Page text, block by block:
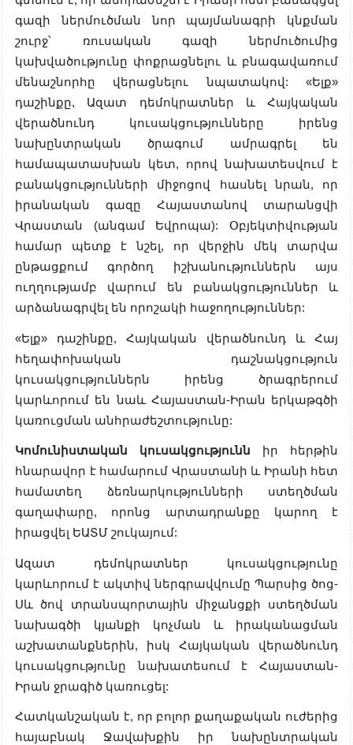
գազի ներմուծման նոր պայմանագրի կնքման
շուրջ՝ ռուսական գազի ներմուծումից
կախվածությունը փոքրացնելու և բնագավառում
մենաշնորհը վերացնելու նպատակով: «Ելք»
դաշինքը, Ազատ դեմոկրատներ և Հայկական
վերածնունդ կուսակցությունները իրենց
նախընտրական ծրագում ամրագրել են
համապատասխան կետ, որով նախատեսվում է
բանակցությունների միջոցով հասնել նրան, որ
իրանական գազը Հայաստանով տարանցվի
Վրաստան (անգամ Եվրոպա): Օբյեկտիվության
համար պետք է նշել, որ վերջին մեկ տարվա
ընթացքում գործող իշխանություններն այս
ուղղությամբ վարում են բանակցություններ և
արձանագրվել են որոշակի հաջողություններ:
«Ելք» դաշինքը, Հայկական վերածնունդ և Հայ
հեղափոխական դաշնակցություն
կուսակցություններն իրենց ծրագրերում
կարևորում են նաև Հայաստան-Իրան երկաթգծի
կառուցման անհրաժեշտությունը:
Կոմունիստական կուսակցությունն իր հերթին
հնարավոր է համարում Վրաստանի և Իրանի հետ
համատեղ ձեռնարկությունների ստեղծման
գաղափարը, որոնց արտադրանքը կարող է
իրացվել ԵԱՏՄ շուկայում:
Ազատ դեմոկրատներ կուսակցությունը
կարևորում է ակտիվ ներգրավվումը Պարսից ծոց-
Սև ծով տրանսպորտային միջանցքի ստեղծման
նախագծի կյանքի կոչման և իրականացման
աշխատանքներին, իսկ Հայկական վերածնունդ
կուսակցությունը նախատեսում է Հայաստան-
Իրան ջրագիծ կառուցել:
Հատկանշական է, որ բոլոր քաղաքական ուժերից
հայաբնակ Ջավախքին իր նախընտրական